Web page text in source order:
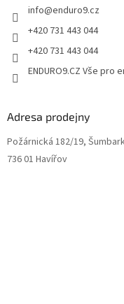
info@enduro9.cz
+420 731 443 044
+420 731 443 044
ENDURO9.CZ Vše pro
Adresa prodejny
Požárnická 182/19,
736 01 Havířov